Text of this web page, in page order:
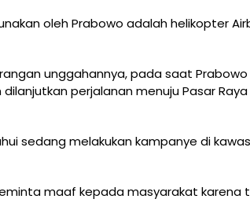
oleh Prabowo adalah helikopter
unggahannya, pada saat
dilanjutkan perjalanan menuju Pasar
sedang melakukan kampanye di
maaf kepada masyarakat karena